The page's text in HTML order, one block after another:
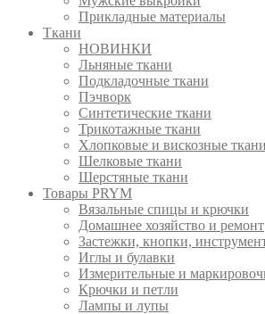
Прикладные материалы
Ткани
НОВИНКИ
Льняные ткани
Подкладочные ткани
Пэчворк
Синтетические ткани
Трикотажные ткани
Хлопковые и вискозные ткани
Шелковые ткани
Шерстяные ткани
Товары PRYM
Вязальные спицы и крючки
Домашнее хозяйство и ремонт
Застежки, кнопки,
Иглы и булавки
Измерительные и
Крючки и петли
Лампы и лупы